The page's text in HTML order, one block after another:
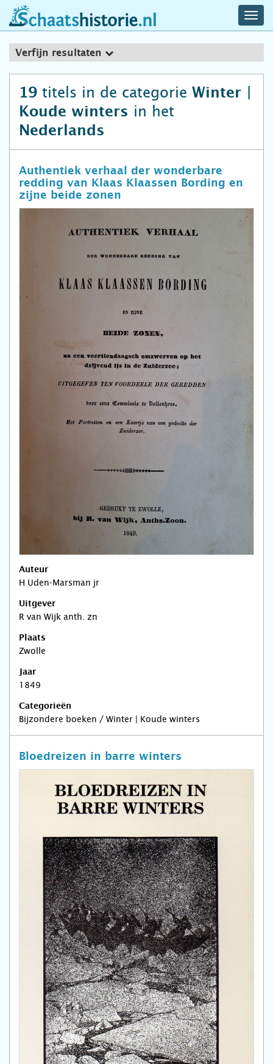
schaatshistorie.nl
Verfijn resultaten
19 titels in de categorie Winter |
Koude winters in het
Nederlands
Authentiek verhaal der wonderbare
redding van Klaas Klaassen Bording en
zijne beide zonen
Auteur
H Uden-Marsman jr
Uitgever
R van Wijk anth. zn
Plaats
Zwolle
Jaar
1849
Categorieën
Bijzondere boeken / Winter | Koude winters
Bloedreizen in barre winters